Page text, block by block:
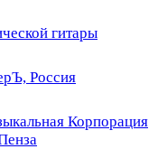
гитары
Россия
Корпорация